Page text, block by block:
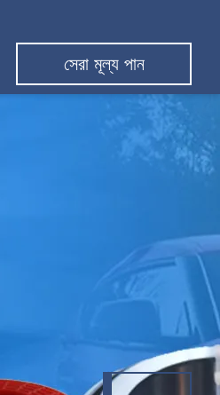
সেরা মূল্য পান